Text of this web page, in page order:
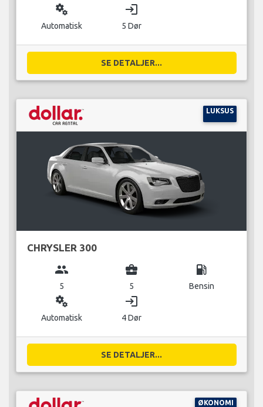
miscellaneous_services
Automatisk
login
5 Dør
SE DETALJER...
LUKSUS
CHRYSLER 300
group
5
business_center
5
local_gas_station
Bensin
miscellaneous_services
Automatisk
login
4 Dør
SE DETALJER...
ØKONOMI